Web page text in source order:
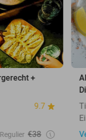
+
9.7
Regulier €38